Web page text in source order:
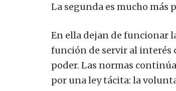
La segunda es mucho más
En ella dejan de funcionar
función de servir al interés
poder. Las normas
por una ley tácita: la